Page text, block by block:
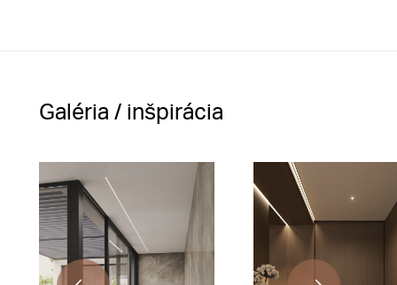
Galéria / inšpirácia